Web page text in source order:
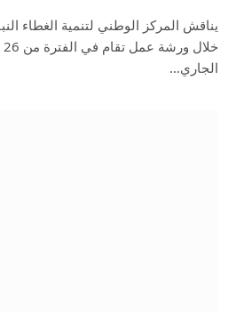
يناقش المركز الوطني لتنمية الغطاء
الجاري…